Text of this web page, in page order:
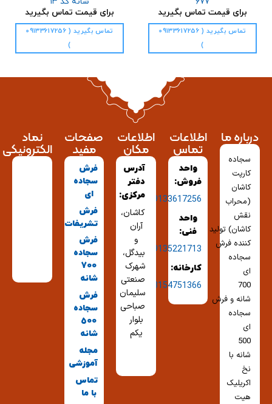
برای قیمت تماس بگیرید
تماس بگیرید ( 09133617256
)
برای قیمت تماس بگیرید
تماس بگیرید ( 09133617256
)
درباره ما
سجاده
کارپت
کاشان
(محراب
نقش
کاشان) تولید
کننده فرش
سجاده
ای
700
شانه و فرش
سجاده
ای
500
شانه با
نخ
اکریلیک
هیت
اطلاعات
تماس
واحد
فروش:
09133617256
واحد
فنی:
09135221713
کارخانه:
03154751366
اطلاعات
مکان
آدرس
دفتر
مرکزی:
کاشان،
آران
و
بیدگل،
شهرک
صنعتی
سلیمان
صباحی
بلوار
یکم
صفحات
مفید
فرش
سجاده
ای
فرش
تشریفات
فرش
سجاده
700
شانه
فرش
سجاده
500
شانه
مجله
آموزشی
تماس
با ما
نماد
الکترونیکی